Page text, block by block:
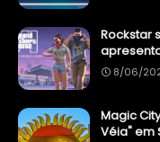
Rockstar
8/06/
Magic
Véia" em